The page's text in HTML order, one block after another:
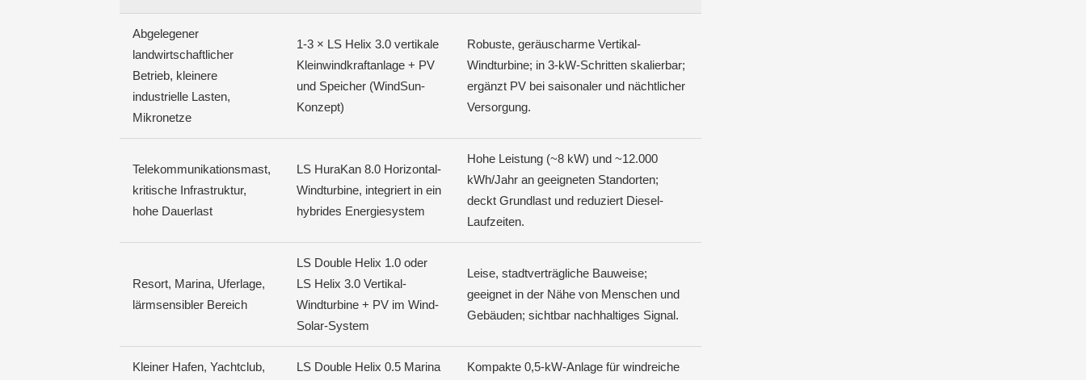
Abgelegener
landwirtschaftlicher
Betrieb, kleinere
industrielle Lasten,
Mikronetze
1-3 × LS Helix 3.0 vertikale
Kleinwindkraftanlage + PV
und Speicher (WindSun-
Konzept)
Robuste, geräuscharme Vertikal-
Windturbine; in 3-kW-Schritten skalierbar;
ergänzt PV bei saisonaler und nächtlicher
Versorgung.
Telekommunikationsmast,
kritische Infrastruktur,
hohe Dauerlast
LS HuraKan 8.0 Horizontal-
Windturbine, integriert in ein
hybrides Energiesystem
Hohe Leistung (~8 kW) und ~12.000
kWh/Jahr an geeigneten Standorten;
deckt Grundlast und reduziert Diesel-
Laufzeiten.
Resort, Marina, Uferlage,
lärmsensibler Bereich
LS Double Helix 1.0 oder
LS Helix 3.0 Vertikal-
Windturbine + PV im Wind-
Solar-System
Leise, stadtverträgliche Bauweise;
geeignet in der Nähe von Menschen und
Gebäuden; sichtbar nachhaltiges Signal.
Kleiner Hafen, Yachtclub,
LS Double Helix 0.5 Marina
Kompakte 0,5-kW-Anlage für windreiche